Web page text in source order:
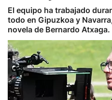
El equipo ha trabajado
todo en Gipuzkoa y
novela de Bernardo Atxaga.